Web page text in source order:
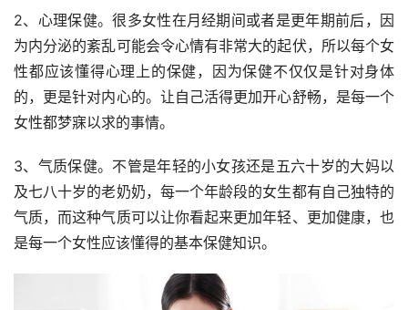
2、心理保健。很多女性在月经期间或者是更年期前后，因
为内分泌的紊乱可能会令心情有非常大的起伏，所以每个女
性都应该懂得心理上的保健，因为保健不仅仅是针对身体
的，更是针对内心的。让自己活得更加开心舒畅，是每一个
女性都梦寐以求的事情。
3、气质保健。不管是年轻的小女孩还是五六十岁的大妈以
及七八十岁的老奶奶，每一个年龄段的女生都有自己独特的
气质，而这种气质可以让你看起来更加年轻、更加健康，也
是每一个女性应该懂得的基本保健知识。